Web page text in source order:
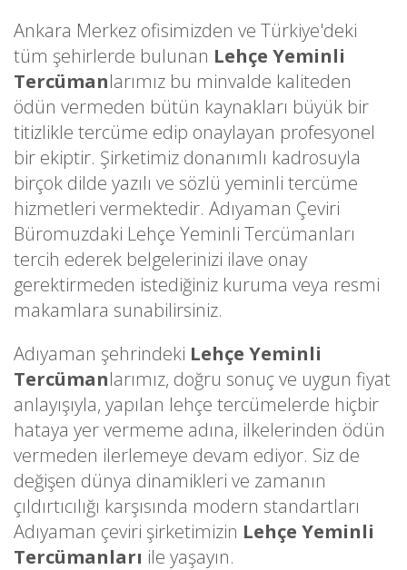
Ankara Merkez ofisimizden ve Türkiye'deki
tüm şehirlerde bulunan Lehçe Yeminli
Tercümanlarımız bu minvalde kaliteden
ödün vermeden bütün kaynakları büyük bir
titizlikle tercüme edip onaylayan profesyonel
bir ekiptir. Şirketimiz donanımlı kadrosuyla
birçok dilde yazılı ve sözlü yeminli tercüme
hizmetleri vermektedir. Adıyaman Çeviri
Büromuzdaki Lehçe Yeminli Tercümanları
tercih ederek belgelerinizi ilave onay
gerektirmeden istediğiniz kuruma veya resmi
makamlara sunabilirsiniz.
Adıyaman şehrindeki Lehçe Yeminli
Tercümanlarımız, doğru sonuç ve uygun fiyat
anlayışıyla, yapılan lehçe tercümelerde hiçbir
hataya yer vermeme adına, ilkelerinden ödün
vermeden ilerlemeye devam ediyor. Siz de
değişen dünya dinamikleri ve zamanın
çıldırtıcılığı karşısında modern standartları
Adıyaman çeviri şirketimizin Lehçe Yeminli
Tercümanları ile yaşayın.